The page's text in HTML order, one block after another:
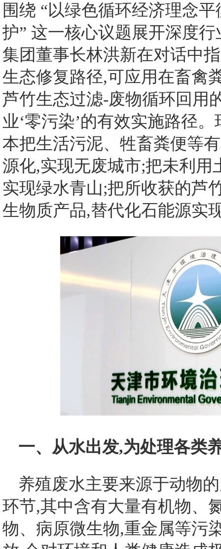
围绕 “以绿色循环经济理念
护” 这一核心议题展开深度
集团董事长林洪新在对话中
生态修复路径,可应用在畜禽
芦竹生态过滤-废物循环回用
业‘零污染’的有效实施路径
本把生活污泥、牲畜粪便等
源化,实现无废城市;把未利
实现绿水青山;把所收获的芦
生物质产品,替代化石能源实
一、从水出发,为处理各类
养殖废水主要来源于动物
环节,其中含有大量有机物、
物、病原微生物,重金属等污